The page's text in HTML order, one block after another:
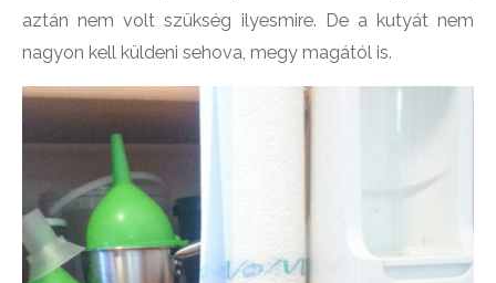
aztán nem volt szükség ilyesmire. De a kutyát nem
nagyon kell küldeni sehova, megy magától is.